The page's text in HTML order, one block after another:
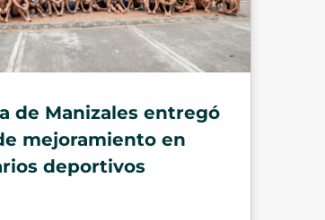
de Manizales entregó
mejoramiento en
deportivos